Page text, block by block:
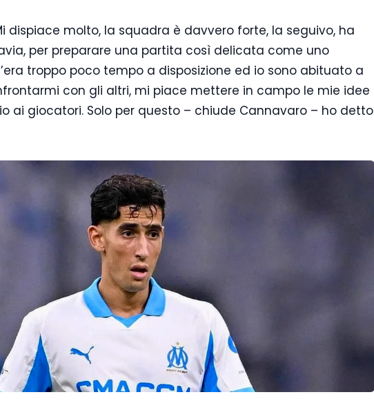
dispiace molto, la squadra è davvero forte, la seguivo, ha
per preparare una partita così delicata come uno
troppo poco tempo a disposizione ed io sono abituato a
con gli altri, mi piace mettere in campo le mie idee
ai giocatori. Solo per questo – chiude Cannavaro – ho detto